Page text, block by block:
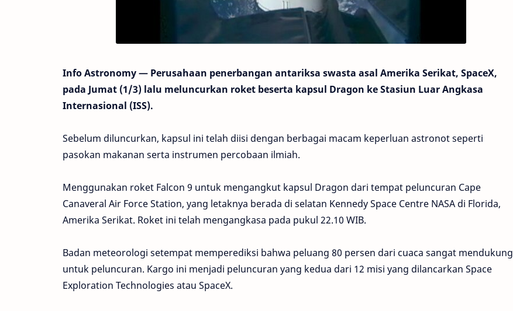
Info Astronomy — Perusahaan penerbangan antariksa swasta asal Amerika Serikat, SpaceX,
pada Jumat (1/3) lalu meluncurkan roket beserta kapsul Dragon ke Stasiun Luar Angkasa
Internasional (ISS).
Sebelum diluncurkan, kapsul ini telah diisi dengan berbagai macam keperluan astronot seperti
pasokan makanan serta instrumen percobaan ilmiah.
Menggunakan roket Falcon 9 untuk mengangkut kapsul Dragon dari tempat peluncuran Cape
Canaveral Air Force Station, yang letaknya berada di selatan Kennedy Space Centre NASA di Florida,
Amerika Serikat. Roket ini telah mengangkasa pada pukul 22.10 WIB.
Badan meteorologi setempat memperediksi bahwa peluang 80 persen dari cuaca sangat mendukung
untuk peluncuran. Kargo ini menjadi peluncuran yang kedua dari 12 misi yang dilancarkan Space
Exploration Technologies atau SpaceX.